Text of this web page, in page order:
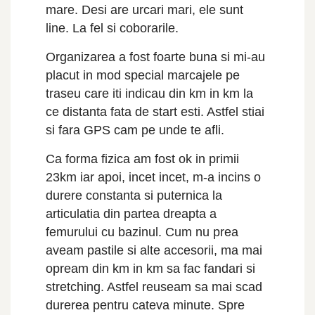
mare. Desi are urcari mari, ele sunt
line. La fel si coborarile.
Organizarea a fost foarte buna si mi-au
placut in mod special marcajele pe
traseu care iti indicau din km in km la
ce distanta fata de start esti. Astfel stiai
si fara GPS cam pe unde te afli.
Ca forma fizica am fost ok in primii
23km iar apoi, incet incet, m-a incins o
durere constanta si puternica la
articulatia din partea dreapta a
femurului cu bazinul. Cum nu prea
aveam pastile si alte accesorii, ma mai
opream din km in km sa fac fandari si
stretching. Astfel reuseam sa mai scad
durerea pentru cateva minute. Spre